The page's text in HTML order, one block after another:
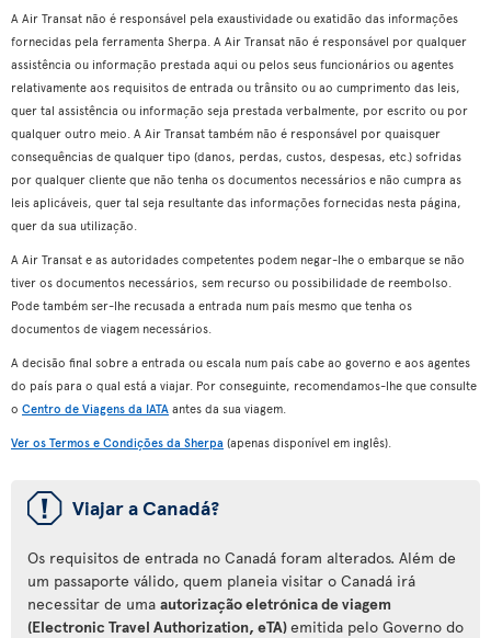
A Air Transat não é responsável pela exaustividade ou exatidão das informações
fornecidas pela ferramenta Sherpa. A Air Transat não é responsável por qualquer
assistência ou informação prestada aqui ou pelos seus funcionários ou agentes
relativamente aos requisitos de entrada ou trânsito ou ao cumprimento das leis,
quer tal assistência ou informação seja prestada verbalmente, por escrito ou por
qualquer outro meio. A Air Transat também não é responsável por quaisquer
consequências de qualquer tipo (danos, perdas, custos, despesas, etc.) sofridas
por qualquer cliente que não tenha os documentos necessários e não cumpra as
leis aplicáveis, quer tal seja resultante das informações fornecidas nesta página,
quer da sua utilização.
A Air Transat e as autoridades competentes podem negar-lhe o embarque se não
tiver os documentos necessários, sem recurso ou possibilidade de reembolso.
Pode também ser-lhe recusada a entrada num país mesmo que tenha os
documentos de viagem necessários.
A decisão final sobre a entrada ou escala num país cabe ao governo e aos agentes
do país para o qual está a viajar. Por conseguinte, recomendamos-lhe que consulte
o Centro de Viagens da IATA antes da sua viagem.
Ver os Termos e Condições da Sherpa (apenas disponível em inglês).
ü Viajar a Canadá?
Os requisitos de entrada no Canadá foram alterados. Além de
um passaporte válido, quem planeia visitar o Canadá irá
necessitar de uma autorização eletrónica de viagem
(Electronic Travel Authorization, eTA)emitida pelo Governo do